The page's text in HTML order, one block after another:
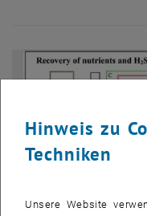
Hinweis zu
Techniken
Unsere Website